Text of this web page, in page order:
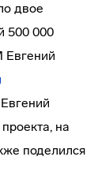
двое
500 000
Евгений
Евгений
на
поделился